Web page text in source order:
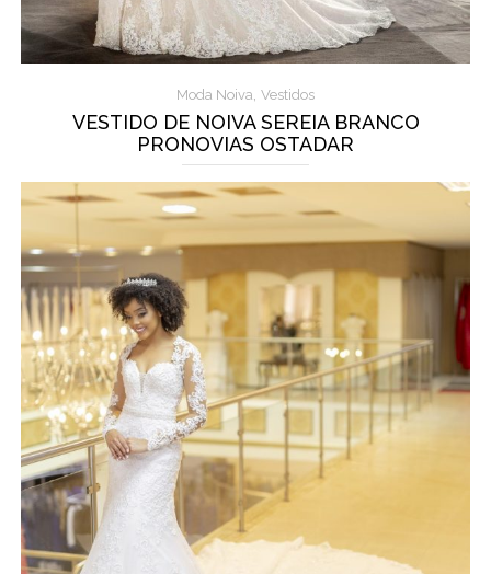
Moda Noiva, Vestidos
VESTIDO DE NOIVA SEREIA BRANCO
PRONOVIAS OSTADAR